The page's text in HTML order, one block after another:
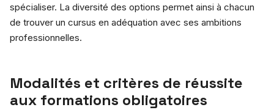
spécialiser. La diversité des options permet ainsi à chacun
de trouver un cursus en adéquation avec ses ambitions
professionnelles.
Modalités et critères de réussite
aux formations obligatoires